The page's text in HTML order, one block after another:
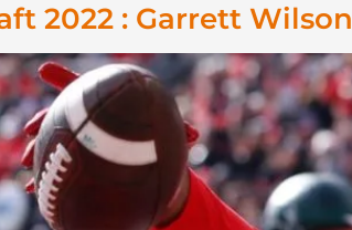
2022 : Garrett Wilson